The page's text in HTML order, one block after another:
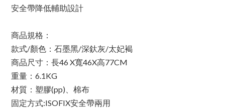
安全帶降低輔助設計
商品規格：
款式/顏色：石墨黑/深釱灰/太妃褐
商品尺寸：長46 X寬46X高77CM
重量：6.1KG
材質：塑膠(pp)、棉布
固定方式:ISOFIX安全帶兩用